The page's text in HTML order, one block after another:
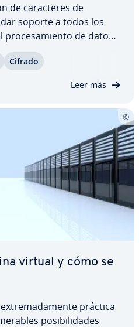
de ca­ra­c­te­res de
soporte a todos los
pro­ce­sa­mie­n­to de datos.
en qué se basa su es­
Cifrado
Leer más
virtual y cómo se
práctica
po­si­bi­li­da­des